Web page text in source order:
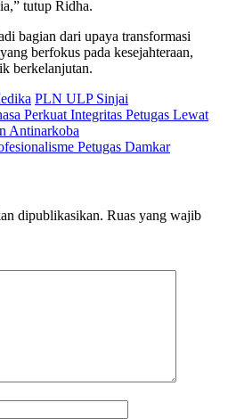
tutup Ridha.
bagian dari upaya transformasi
berfokus pada kesejahteraan,
berkelanjutan.
PLN ULP Sinjai
Perkuat Integritas Petugas Lewat
Antinarkoba
Petugas Damkar
dipublikasikan. Ruas yang wajib